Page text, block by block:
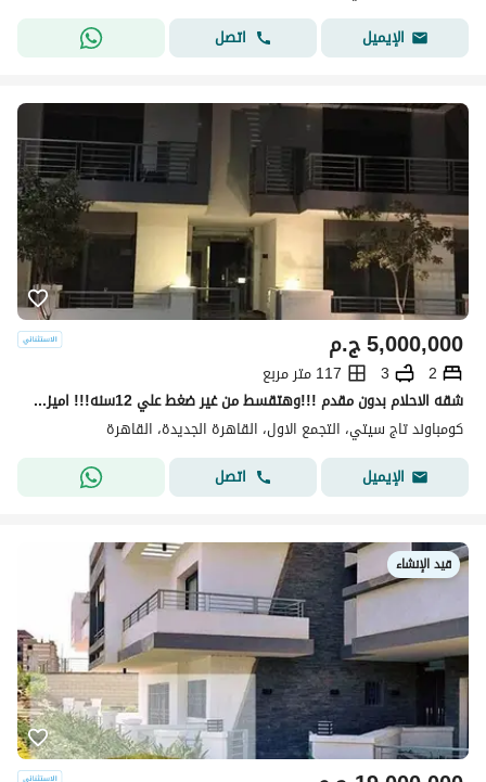
الإيميل
اتصل
ج.م5,000,000
2
3
117 متر مربع
شقه الاحلام بدون مقدم !!!وهتقسط من غير ضغط علي 12سنه!!! اميز شقه في اميز لوكيشن باميز فيو في الكمبوند اوفر مش هيتكرر والسعر لقطه
كومباوند تاج سيتي، التجمع الاول، القاهرة الجديدة، القاهرة
الإيميل
اتصل
قيد الإنشاء